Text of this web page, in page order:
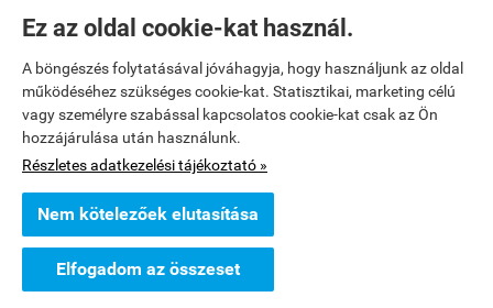
Ez az oldal cookie-kat használ.
A böngészés folytatásával jóváhagyja, hogy használjunk az oldal
működéséhez szükséges cookie-kat. Statisztikai, marketing célú
vagy személyre szabással kapcsolatos cookie-kat csak az Ön
hozzájárulása után használunk.
Részletes adatkezelési tájékoztató »
Nem kötelezőek elutasítása
Elfogadom az összeset
Mobil: Írisz +36 30 361 5945
e-mail: info@havalda.hu
Webáruház készítés